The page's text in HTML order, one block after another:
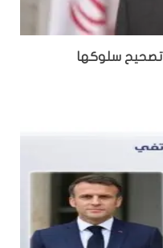
تصحيح سلوكها